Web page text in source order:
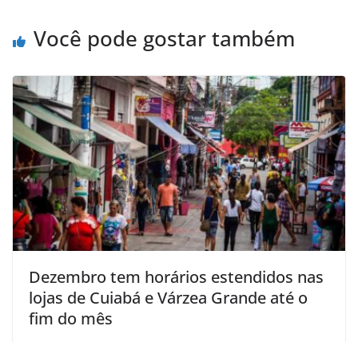
Você pode gostar também
Dezembro tem horários estendidos nas
lojas de Cuiabá e Várzea Grande até o
fim do mês